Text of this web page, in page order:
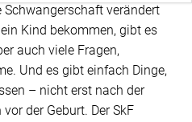
Schwangerschaft verändert
Kind bekommen, gibt es
auch viele Fragen,
Und es gibt einfach Dinge,
– nicht erst nach der
der Geburt. Der SkF